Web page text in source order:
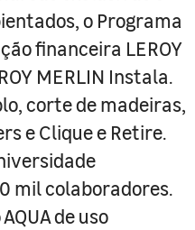
o Programa
financeira LEROY
MERLIN Instala.
corte de madeiras,
e Clique e Retire.
mil colaboradores.
de uso